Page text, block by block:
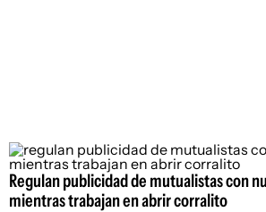
Regulan publicidad de mutualistas con
mientras trabajan en abrir corralito